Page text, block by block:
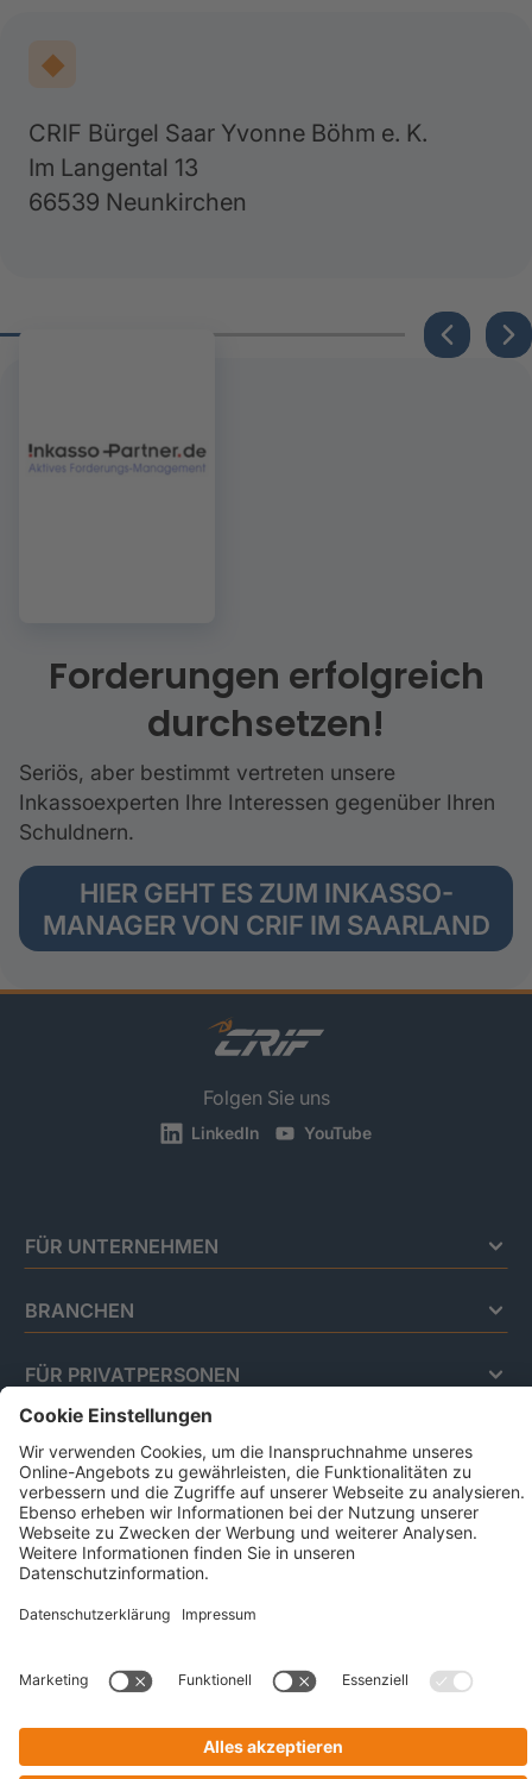
CRIF Bürgel Saar Yvonne Böhm e. K.
Im Langental 13
66539 Neunkirchen
Forderungen erfolgreich
durchsetzen!
Seriös, aber bestimmt vertreten unsere
Inkassoexperten Ihre Interessen gegenüber Ihren
Schuldnern.
HIER GEHT ES ZUM INKASSO-
MANAGER VON CRIF IM SAARLAND
Folgen Sie uns
LinkedIn YouTube
FÜR UNTERNEHMEN
BRANCHEN
FÜR PRIVATPERSONEN
Impressum
Datenschutz
Code Of Conduct
AGB Für Leistungen Im Risiko- Und
Chancenmanagement
AGB Für Data And Marketing Solutions
Victor-Gollancz-Straße 5 | 76137 Karlsruhe